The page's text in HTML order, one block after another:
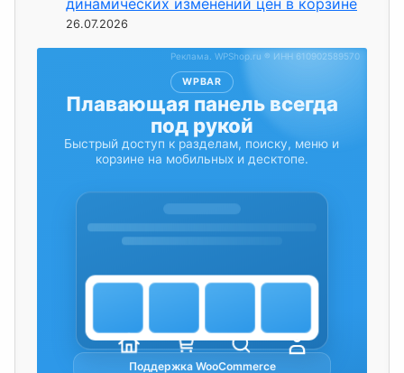
динамических изменений цен в корзине
26.07.2026